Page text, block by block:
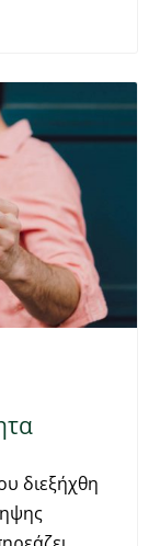
διεξήχθη